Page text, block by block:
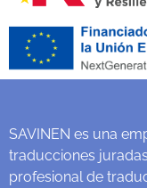
SAVINEN es una
traducciones
profesional de